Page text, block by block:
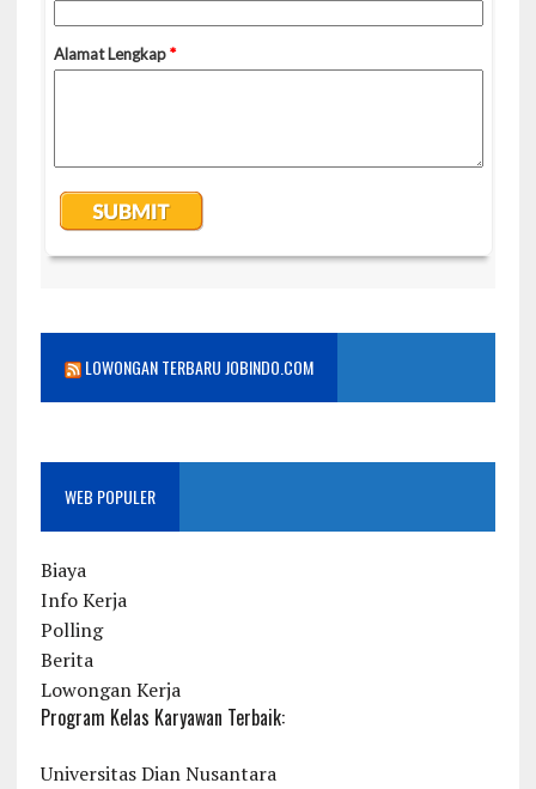
LOWONGAN TERBARU JOBINDO.COM
WEB POPULER
Biaya
Info Kerja
Polling
Berita
Lowongan Kerja
Program Kelas Karyawan Terbaik:
Universitas Dian Nusantara